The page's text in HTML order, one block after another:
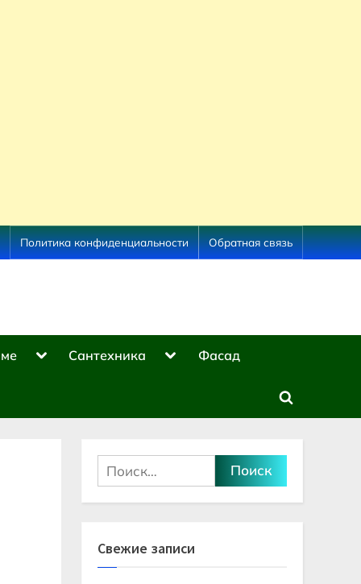
Политика конфиденциальности Обратная связь
ToggleСантехника
ToggleФасад
Toggle
form
Найти:
Свежие записи